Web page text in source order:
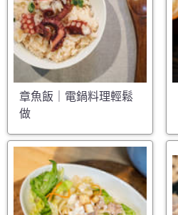
章魚飯｜電鍋料理輕鬆
做